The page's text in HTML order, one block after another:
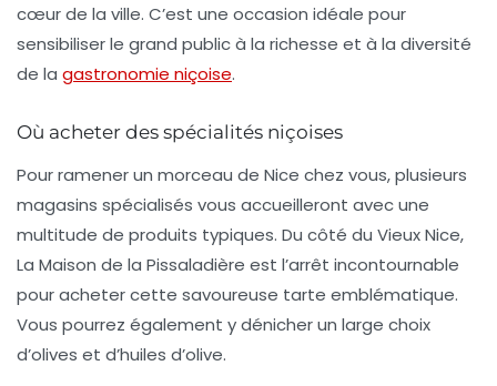
cœur de la ville. C’est une occasion idéale pour
sensibiliser le grand public à la richesse et à la diversité
de la gastronomie niçoise.
Où acheter des spécialités niçoises
Pour ramener un morceau de Nice chez vous, plusieurs
magasins spécialisés vous accueilleront avec une
multitude de produits typiques. Du côté du Vieux Nice,
La Maison de la Pissaladière est l’arrêt incontournable
pour acheter cette savoureuse tarte emblématique.
Vous pourrez également y dénicher un large choix
d’olives et d’huiles d’olive.